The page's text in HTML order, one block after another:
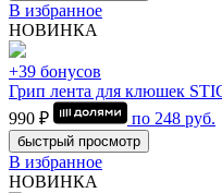
В избранное
НОВИНКА
+39 бонусов
Грип лента для клюшек
990 ₽
по 248 руб.
быстрый просмотр
В избранное
НОВИНКА